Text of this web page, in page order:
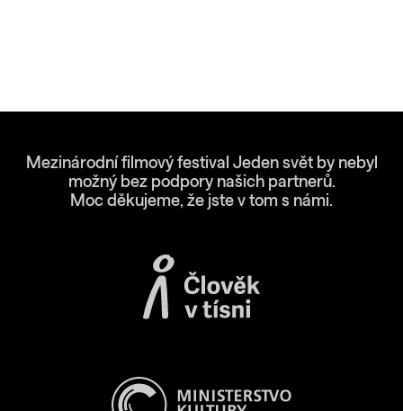
Mezinárodní filmový festival Jeden svět by nebyl
možný bez podpory našich partnerů.
Moc děkujeme, že jste v tom s námi.